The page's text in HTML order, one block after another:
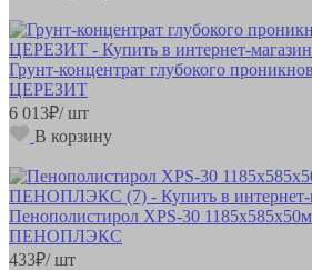
Грунт-концентрат глубокого
ЦЕРЕЗИТ
6 013₽/ шт
В корзину
Пенополистирол XPS-30
ПЕНОПЛЭКС
433₽/ шт